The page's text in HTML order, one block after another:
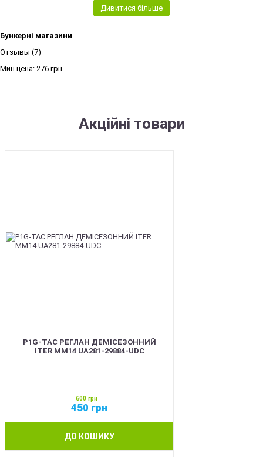
Дивитися більше
Бункерні магазини
Отзывы (7)
Мин.цена: 276 грн.
Акційні товари
P1G-TAC РЕГЛАН ДЕМІСЕЗОННИЙ
ITER ММ14 UA281-29884-UDC
600грн
450 грн
ДО КОШИКУ